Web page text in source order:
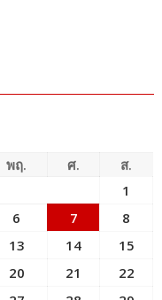
พฤ. ศ.
ส.
1
6 7
8
13 14
15
20 21
22